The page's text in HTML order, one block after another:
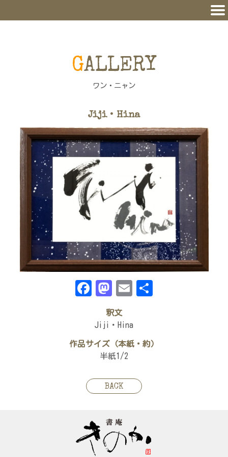
GALLERY
ワン・ニャン
Jiji・Hina
Facebook Mastodon Email
釈文
Jiji・Hina
作品サイズ（本紙・約）
半紙1/2
BACK